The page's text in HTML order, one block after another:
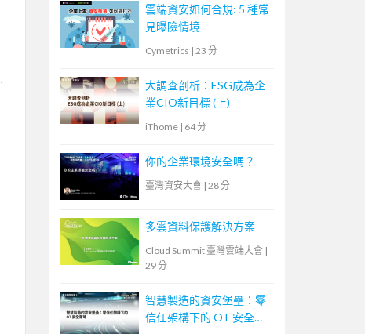
雲端資安如何合規: 5 種常
見曝險情境
Cymetrics | 23 分
大調查剖析：ESG成為企
業CIO新目標 (上)
iThome | 64 分
你的企業環境安全嗎？
臺灣資安大會 | 28 分
多雲資料保護解決方案
Cloud Summit 臺灣雲端大會 |
29 分
智慧製造的資安堡壘：零
信任架構下的 OT 安全策